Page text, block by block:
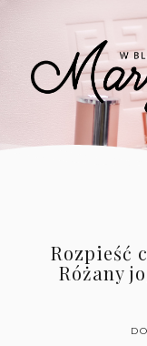
Rozpieść
Różany